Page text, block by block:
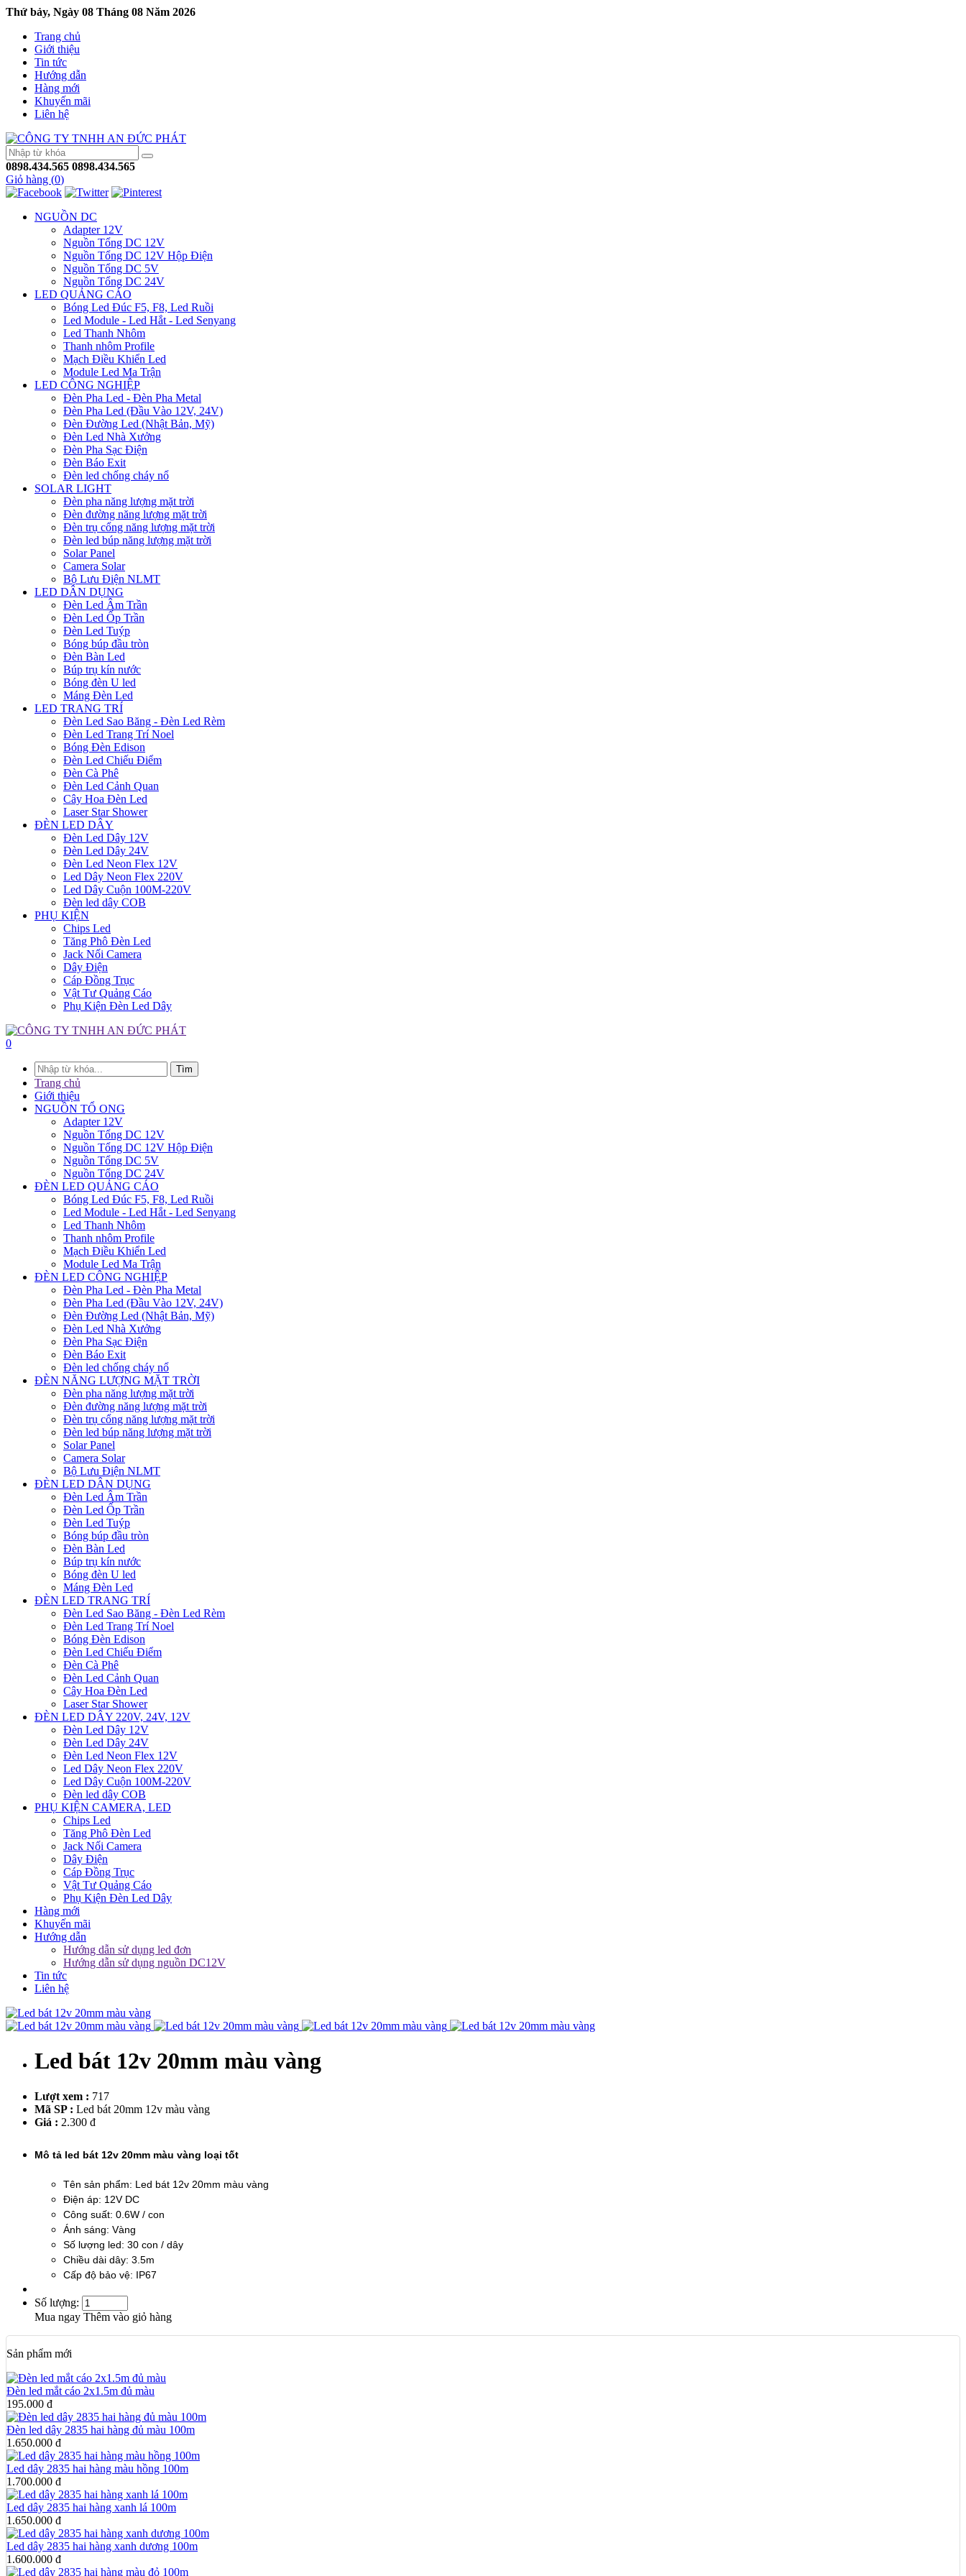
Thứ bảy, Ngày 08 Tháng 08 Năm 2026
Trang chủ
Giới thiệu
Tin tức
Hướng dẫn
Hàng mới
Khuyến mãi
Liên hệ
0898.434.565 0898.434.565
Giỏ hàng (0)
NGUỒN DC
Adapter 12V
Nguồn Tổng DC 12V
Nguồn Tổng DC 12V Hộp Điện
Nguồn Tổng DC 5V
Nguồn Tổng DC 24V
LED QUẢNG CÁO
Bóng Led Đúc F5, F8, Led Ruồi
Led Module - Led Hắt - Led Senyang
Led Thanh Nhôm
Thanh nhôm Profile
Mạch Điều Khiển Led
Module Led Ma Trận
LED CÔNG NGHIỆP
Đèn Pha Led - Đèn Pha Metal
Đèn Pha Led (Đầu Vào 12V, 24V)
Đèn Đường Led (Nhật Bản, Mỹ)
Đèn Led Nhà Xưởng
Đèn Pha Sạc Điện
Đèn Báo Exit
Đèn led chống cháy nổ
SOLAR LIGHT
Đèn pha năng lượng mặt trời
Đèn đường năng lượng mặt trời
Đèn trụ cổng năng lượng mặt trời
Đèn led búp năng lượng mặt trời
Solar Panel
Camera Solar
Bộ Lưu Điện NLMT
LED DÂN DỤNG
Đèn Led Âm Trần
Đèn Led Ốp Trần
Đèn Led Tuýp
Bóng búp đầu tròn
Đèn Bàn Led
Búp trụ kín nước
Bóng đèn U led
Máng Đèn Led
LED TRANG TRÍ
Đèn Led Sao Băng - Đèn Led Rèm
Đèn Led Trang Trí Noel
Bóng Đèn Edison
Đèn Led Chiếu Điểm
Đèn Cà Phê
Đèn Led Cảnh Quan
Cây Hoa Đèn Led
Laser Star Shower
ĐÈN LED DÂY
Đèn Led Dây 12V
Đèn Led Dây 24V
Đèn Led Neon Flex 12V
Led Dây Neon Flex 220V
Led Dây Cuộn 100M-220V
Đèn led dây COB
PHỤ KIỆN
Chips Led
Tăng Phô Đèn Led
Jack Nối Camera
Dây Điện
Cáp Đồng Trục
Vật Tư Quảng Cáo
Phụ Kiện Đèn Led Dây
0
Tìm
Trang chủ
Giới thiệu
NGUỒN TỔ ONG
Adapter 12V
Nguồn Tổng DC 12V
Nguồn Tổng DC 12V Hộp Điện
Nguồn Tổng DC 5V
Nguồn Tổng DC 24V
ĐÈN LED QUẢNG CÁO
Bóng Led Đúc F5, F8, Led Ruồi
Led Module - Led Hắt - Led Senyang
Led Thanh Nhôm
Thanh nhôm Profile
Mạch Điều Khiển Led
Module Led Ma Trận
ĐÈN LED CÔNG NGHIỆP
Đèn Pha Led - Đèn Pha Metal
Đèn Pha Led (Đầu Vào 12V, 24V)
Đèn Đường Led (Nhật Bản, Mỹ)
Đèn Led Nhà Xưởng
Đèn Pha Sạc Điện
Đèn Báo Exit
Đèn led chống cháy nổ
ĐÈN NĂNG LƯỢNG MẶT TRỜI
Đèn pha năng lượng mặt trời
Đèn đường năng lượng mặt trời
Đèn trụ cổng năng lượng mặt trời
Đèn led búp năng lượng mặt trời
Solar Panel
Camera Solar
Bộ Lưu Điện NLMT
ĐÈN LED DÂN DỤNG
Đèn Led Âm Trần
Đèn Led Ốp Trần
Đèn Led Tuýp
Bóng búp đầu tròn
Đèn Bàn Led
Búp trụ kín nước
Bóng đèn U led
Máng Đèn Led
ĐÈN LED TRANG TRÍ
Đèn Led Sao Băng - Đèn Led Rèm
Đèn Led Trang Trí Noel
Bóng Đèn Edison
Đèn Led Chiếu Điểm
Đèn Cà Phê
Đèn Led Cảnh Quan
Cây Hoa Đèn Led
Laser Star Shower
ĐÈN LED DÂY 220V, 24V, 12V
Đèn Led Dây 12V
Đèn Led Dây 24V
Đèn Led Neon Flex 12V
Led Dây Neon Flex 220V
Led Dây Cuộn 100M-220V
Đèn led dây COB
PHỤ KIỆN CAMERA, LED
Chips Led
Tăng Phô Đèn Led
Jack Nối Camera
Dây Điện
Cáp Đồng Trục
Vật Tư Quảng Cáo
Phụ Kiện Đèn Led Dây
Hàng mới
Khuyến mãi
Hướng dẫn
Hướng dẫn sử dụng led đơn
Hướng dẫn sử dụng nguồn DC12V
Tin tức
Liên hệ
Led bát 12v 20mm màu vàng
Lượt xem : 717
Mã SP : Led bát 20mm 12v màu vàng
Giá : 2.300 đ
Mô tả led bát 12v 20mm màu vàng loại tốt
Tên sản phẩm: Led bát 12v 20mm màu vàng
Điện áp: 12V DC
Công suất: 0.6W / con
Ánh sáng: Vàng
Số lượng led: 30 con / dây
Chiều dài dây: 3.5m
Cấp độ bảo vệ: IP67
Số lượng:
Mua ngay Thêm vào giỏ hàng
Sản phẩm mới
Đèn led mắt cáo 2x1.5m đủ màu
195.000 đ
Đèn led dây 2835 hai hàng đủ màu 100m
1.650.000 đ
Led dây 2835 hai hàng màu hồng 100m
1.700.000 đ
Led dây 2835 hai hàng xanh lá 100m
1.650.000 đ
Led dây 2835 hai hàng xanh dương 100m
1.600.000 đ